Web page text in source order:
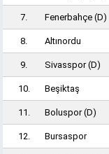
7. Fenerbahçe (D)
8. Altınordu
9. Sivasspor(D)
10. Beşiktaş
11. Boluspor(D)
12. Bursaspor